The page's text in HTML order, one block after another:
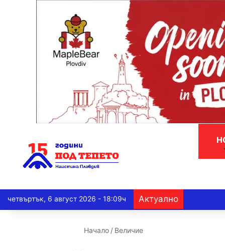
четвъртък, 6 август 2026 - 18:09ч Актуално
Начало / Величие